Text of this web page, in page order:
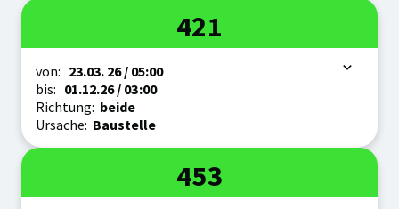
Linie
421
Zeitraum
von: 23.03. 26/ 05:00
bis: 01.12.26/ 03:00
Richtung: beide
Ursache: Baustelle
Linie
453